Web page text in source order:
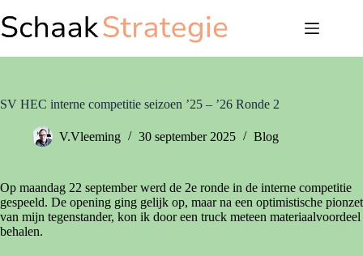
naar
de
SV HEC interne competitie seizoen ’25 – ’26 Ronde 2
V.Vleeming 30 september 2025 Blog
Op maandag 22 september werd de 2e ronde in de interne competitie
gespeeld. De opening ging gelijk op, maar na een optimistische pionzet
van mijn tegenstander, kon ik door een truck meteen materiaalvoordeel
behalen.